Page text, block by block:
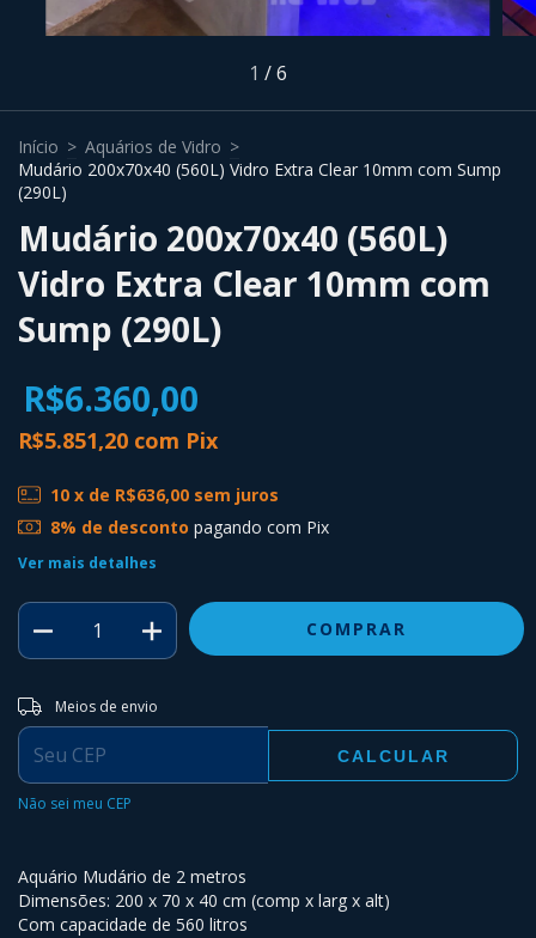
1 /6
Início > Aquários de Vidro >
Mudário 200x70x40 (560L) Vidro Extra Clear 10mm com Sump
(290L)
Mudário 200x70x40 (560L)
Vidro Extra Clear 10mm com
Sump (290L)
R$6.360,00
R$5.851,20 com Pix
10 x de R$636,00 sem juros
8% de desconto pagando com Pix
Ver mais detalhes
Entregas para o CEP:
Meios de envio
CALCULAR
Não sei meu CEP
Aquário Mudário de 2 metros
Dimensões: 200 x 70 x 40 cm (comp x larg x alt)
Com capacidade de 560 litros